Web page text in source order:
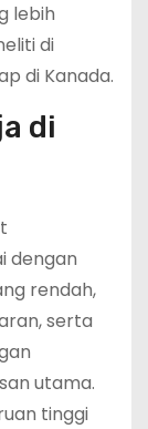
lebih
di
di Kanada.
di
dengan
rendah,
serta
utama.
tinggi